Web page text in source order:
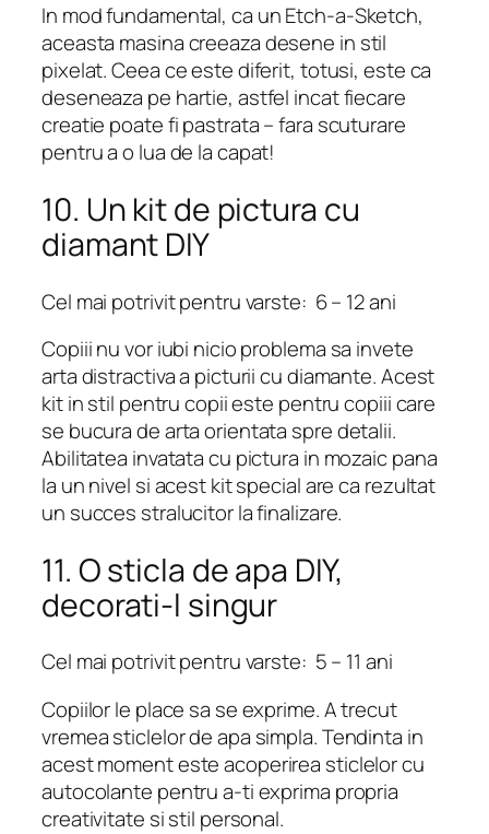
In mod fundamental, ca un Etch-a-Sketch,
aceasta masina creeaza desene in stil
pixelat. Ceea ce este diferit, totusi, este ca
deseneaza pe hartie, astfel incat fiecare
creatie poate fi pastrata – fara scuturare
pentru a o lua de la capat!
10. Un kit de pictura cu
diamant DIY
Cel mai potrivit pentru varste: 6 – 12 ani
Copiii nu vor iubi nicio problema sa invete
arta distractiva a picturii cu diamante. Acest
kit in stil pentru copii este pentru copiii care
se bucura de arta orientata spre detalii.
Abilitatea invatata cu pictura in mozaic pana
la un nivel si acest kit special are ca rezultat
un succes stralucitor la finalizare.
11. O sticla de apa DIY,
decorati-l singur
Cel mai potrivit pentru varste: 5 – 11 ani
Copiilor le place sa se exprime. A trecut
vremea sticlelor de apa simpla. Tendinta in
acest moment este acoperirea sticlelor cu
autocolante pentru a-ti exprima propria
creativitate si stil personal.